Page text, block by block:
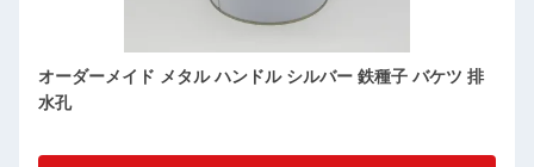
オーダーメイド メタル ハンドル シルバー 鉄種子 バケツ 排
水孔